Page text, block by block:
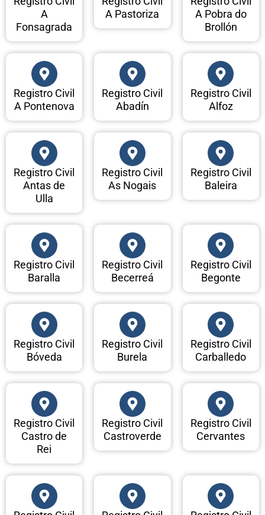
A
Fonsagrada
A Pastoriza
A Pobra do
Brollón
Registro Civil
A Pontenova
Registro Civil
Abadín
Registro Civil
Alfoz
Registro Civil
Antas de
Ulla
Registro Civil
As Nogais
Registro Civil
Baleira
Registro Civil
Baralla
Registro Civil
Becerreá
Registro Civil
Begonte
Registro Civil
Bóveda
Registro Civil
Burela
Registro Civil
Carballedo
Registro Civil
Castro de
Rei
Registro Civil
Castroverde
Registro Civil
Cervantes